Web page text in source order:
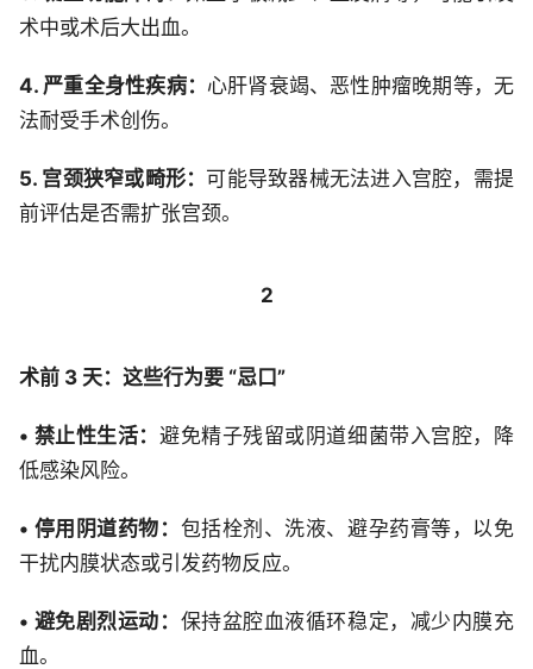
术中或术后大出血。
4. 严重全身性疾病： 心肝肾衰竭、恶性肿瘤晚期等，无
法耐受手术创伤。
5. 宫颈狭窄或畸形： 可能导致器械无法进入宫腔，需提
前评估是否需扩张宫颈。
2
术前 3 天：这些行为要 “忌口”
• 禁止性生活： 避免精子残留或阴道细菌带入宫腔，降
低感染风险。
• 停用阴道药物： 包括栓剂、洗液、避孕药膏等，以免
干扰内膜状态或引发药物反应。
• 避免剧烈运动： 保持盆腔血液循环稳定，减少内膜充
血。